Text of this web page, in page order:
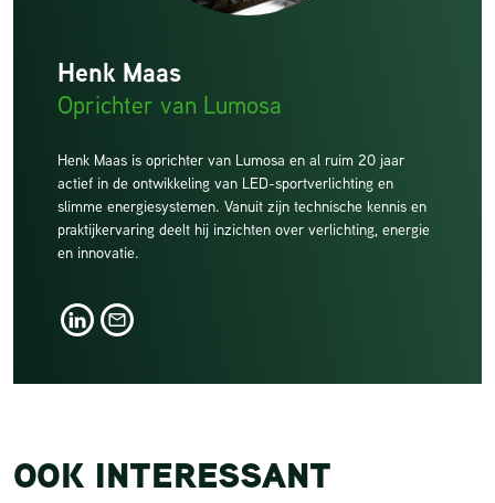
Henk Maas
Oprichter van Lumosa
Henk Maas is oprichter van Lumosa en al ruim 20 jaar
actief in de ontwikkeling van LED-sportverlichting en
slimme energiesystemen. Vanuit zijn technische kennis en
praktijkervaring deelt hij inzichten over verlichting, energie
en innovatie.
LinkedInLinkedIn
OOK INTERESSANT